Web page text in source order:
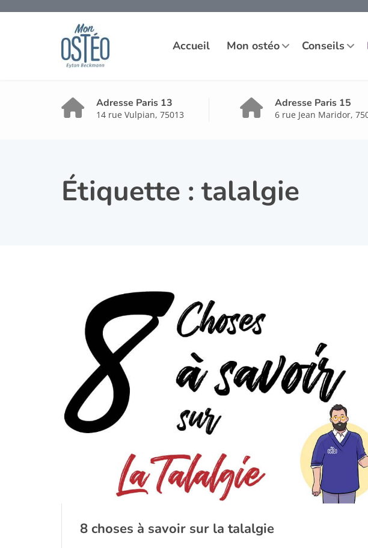
Accueil Mon ostéo Conseils
Adresse Paris 13
14 rue Vulpian, 75013
Adresse Paris 15
6 rue Jean Maridor,
Étiquette :talalgie
8 choses à savoir sur la talalgie